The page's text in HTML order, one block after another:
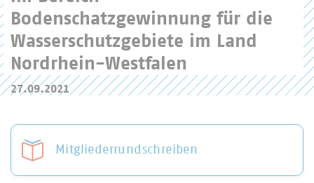
Bodenschatzgewinnung für die
Wasserschutzgebiete im Land
Nordrhein-Westfalen
27.09.2021
Mitgliederrundschreiben